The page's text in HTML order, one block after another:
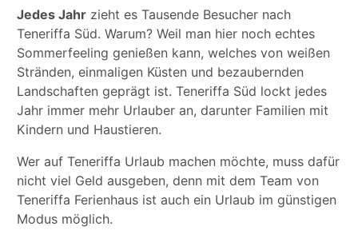
Jedes Jahr zieht es Tausende Besucher nach
Teneriffa Süd. Warum? Weil man hier noch echtes
Sommerfeeling genießen kann, welches von weißen
Stränden, einmaligen Küsten und bezaubernden
Landschaften geprägt ist. Teneriffa Süd lockt jedes
Jahr immer mehr Urlauber an, darunter Familien mit
Kindern und Haustieren.
Wer auf Teneriffa Urlaub machen möchte, muss dafür
nicht viel Geld ausgeben, denn mit dem Team von
Teneriffa Ferienhaus ist auch ein Urlaub im günstigen
Modus möglich.